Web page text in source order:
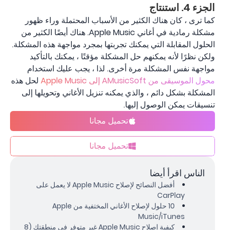
الجزء 4. استنتاج
كما ترى ، كان هناك الكثير من الأسباب المحتملة وراء ظهور
مشكلة رمادية في أغاني Apple Music. هناك أيضًا الكثير من
الحلول المقابلة التي يمكنك تجربتها بمجرد مواجهة هذه المشكلة.
ولكن نظرًا لأنه يمكنهم حل المشكلة مؤقتًا ، يمكنك بالتأكيد
مواجهة نفس المشكلة مرة أخرى. لذا ، يجب عليك استخدام
محول الموسيقى من AMusicSoft إلى Apple Music
لحل هذه
المشكلة بشكل دائم ، والذي يمكنه تنزيل الأغاني وتحويلها إلى
تنسيقات يمكن الوصول إليها.
تحميل مجانا
تحميل مجانا
الناس اقرأ أيضا
أفضل النصائح لإصلاح Apple Music لا يعمل على
CarPlay
10 حلول لإصلاح الأغاني المختفية من Apple
Music/iTunes
كيفية إصلاح Apple Music غير متوفر في منطقتك (8